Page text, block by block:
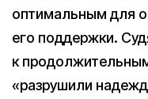
оптимальным для
его поддержки.
к
«разрушили